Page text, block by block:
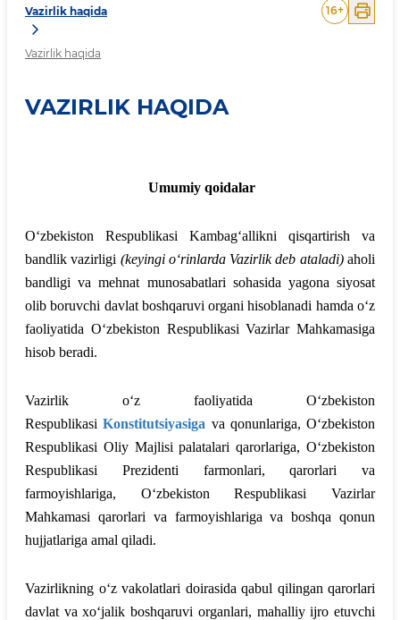
Vazirlik haqida
Vazirlik haqida
16+
VAZIRLIK HAQIDA
Umumiy qoidalar
O‘zbekiston Respublikasi Kambagʻallikni qisqartirish va
bandlik vazirligi (keyingi o‘rinlarda Vazirlik deb ataladi)aholi
bandligi va mehnat munosabatlari sohasida yagona siyosat
olib boruvchi davlat boshqaruvi organi hisoblanadi hamda o‘z
faoliyatida O‘zbekiston Respublikasi Vazirlar Mahkamasiga
hisob beradi.
Vazirlik o‘z faoliyatida O‘zbekiston
RespublikasiKonstitutsiyasiga va qonunlariga, O‘zbekiston
Respublikasi Oliy Majlisi palatalari qarorlariga, O‘zbekiston
Respublikasi Prezidenti farmonlari, qarorlari va
farmoyishlariga, O‘zbekiston Respublikasi Vazirlar
Mahkamasi qarorlari va farmoyishlariga va boshqa qonun
hujjatlariga amal qiladi.
Vazirlikning o‘z vakolatlari doirasida qabul qilingan qarorlari
davlat va xo‘jalik boshqaruvi organlari, mahalliy ijro etuvchi